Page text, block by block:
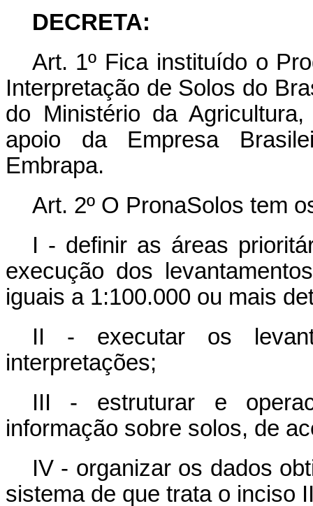
DECRETA:
Art. 1º Fica instituído o
Interpretação de Solos do
do Ministério da
apoio da Empresa
Embrapa.
Art. 2º O PronaSolos tem
I - definir as áreas
execução dos
iguais a 1:100.000 ou mais
II - executar os
interpretações;
III - estruturar e
informação sobre solos, de
IV - organizar os dados
sistema de que trata o inciso